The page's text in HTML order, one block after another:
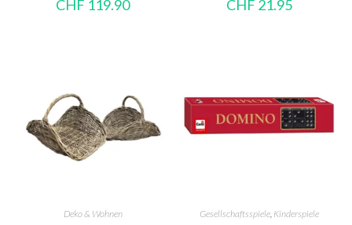
CHF 119.90 CHF 21.95
Deko & Wohnen Gesellschaftsspiele, Kinderspiele